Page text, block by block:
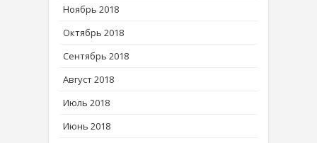
Ноябрь 2018
Октябрь 2018
Сентябрь 2018
Август 2018
Июль 2018
Июнь 2018